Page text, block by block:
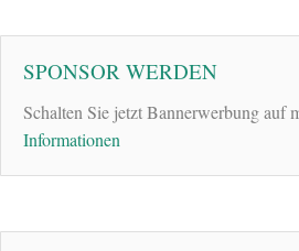
SPONSOR WERDEN
Schalten Sie jetzt Bannerwerbung auf
Informationen